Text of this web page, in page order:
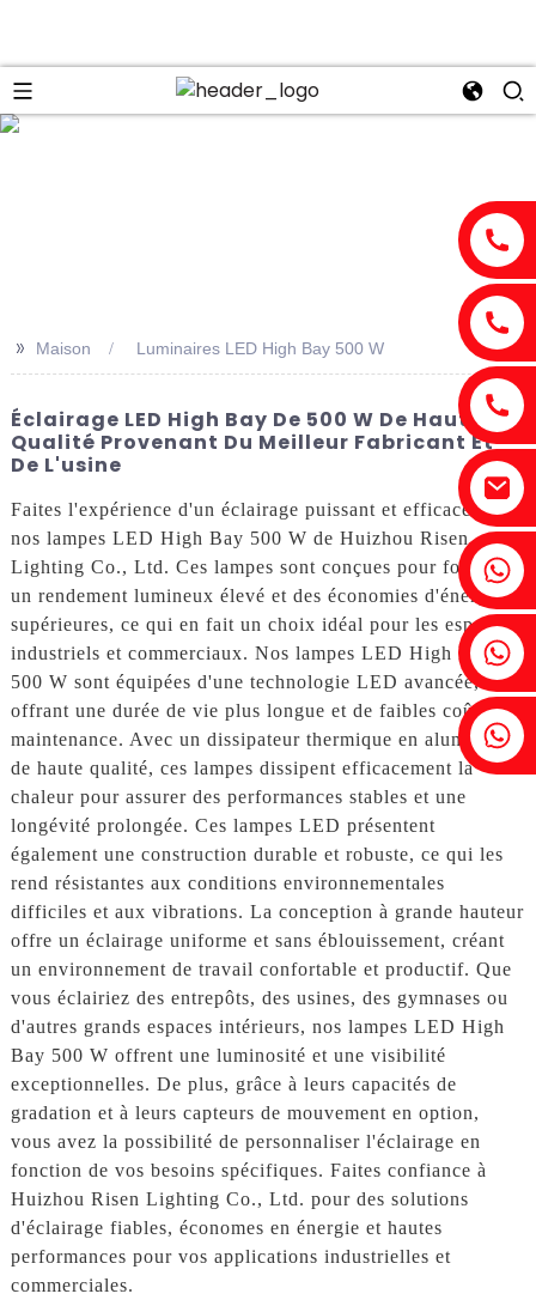
Fenia : +86 18607525299
Lierre : +86 18607522355
Tobin : +86 18818667168
>> Maison Luminaires LED High Bay 500 W
Éclairage LED High Bay De 500 W De Haute
Qualité Provenant Du Meilleur Fabricant Et
De L'usine
Faites l'expérience d'un éclairage puissant et efficace avec
nos lampes LED High Bay 500 W de Huizhou Risen
Lighting Co., Ltd. Ces lampes sont conçues pour fournir
un rendement lumineux élevé et des économies d'énergie
supérieures, ce qui en fait un choix idéal pour les espaces
industriels et commerciaux. Nos lampes LED High Bay
500 W sont équipées d'une technologie LED avancée,
offrant une durée de vie plus longue et de faibles coûts de
maintenance. Avec un dissipateur thermique en aluminium
de haute qualité, ces lampes dissipent efficacement la
chaleur pour assurer des performances stables et une
longévité prolongée. Ces lampes LED présentent
également une construction durable et robuste, ce qui les
rend résistantes aux conditions environnementales
difficiles et aux vibrations. La conception à grande hauteur
offre un éclairage uniforme et sans éblouissement, créant
un environnement de travail confortable et productif. Que
vous éclairiez des entrepôts, des usines, des gymnases ou
d'autres grands espaces intérieurs, nos lampes LED High
Bay 500 W offrent une luminosité et une visibilité
exceptionnelles. De plus, grâce à leurs capacités de
gradation et à leurs capteurs de mouvement en option,
vous avez la possibilité de personnaliser l'éclairage en
fonction de vos besoins spécifiques. Faites confiance à
Huizhou Risen Lighting Co., Ltd. pour des solutions
d'éclairage fiables, économes en énergie et hautes
performances pour vos applications industrielles et
commerciales.